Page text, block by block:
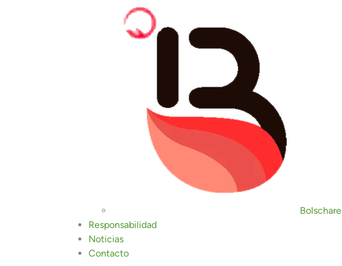
Responsabilidad
Noticias
Contacto
plantas. En Badajoz está en marcha un novedoso
hacerlo más eficiente y sencillo: la instalación de ‘mini
además de recortar tiempo y costes y se dispara la
de biogás, biometano, electricidad, agua caliente para el
de residuos que, con
por apenas dos o tres
los casos, facilitan esta
circular, la reutilización de
para valorizar los desechos
biogás y el tratamiento de
de gas renovable-